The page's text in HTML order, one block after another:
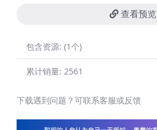
查看预览
包含资源: (1个)
累计销量: 2561
下载遇到问题？可联系客服或反馈